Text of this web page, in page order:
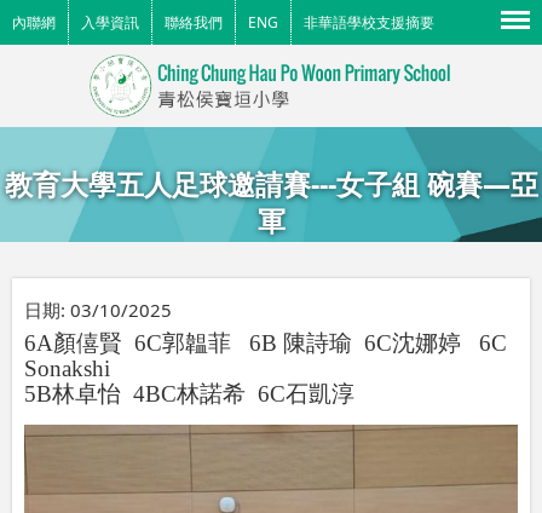
內聯網 入學資訊 聯絡我們 ENG 非華語學校支援摘要
教育大學五人足球邀請賽---女子組 碗賽—亞
軍
Menu
日期: 03/10/2025
6A顏僖賢 6C郭韞菲 6B 陳詩瑜 6C沈娜婷
6C
Sonakshi
5B林卓怡 4BC林諾希 6C石凱淳